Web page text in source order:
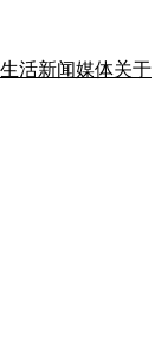
活新闻媒体关于